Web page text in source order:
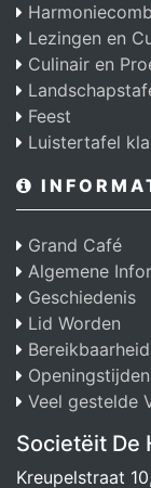
Lezingen en
Culinair en
Feest
Luistertafel
Grand Café
Algemene
Geschiedenis
Lid Worden
Bereikbaarheid
Openingstijden
Veel gestelde
Societëit De
Kreupelstraat